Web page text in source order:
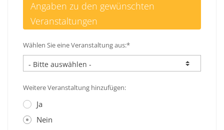
Angaben zu den gewünschten
Veranstaltungen
Wählen Sie eine Veranstaltung aus:*
Weitere Veranstaltung hinzufügen:
Ja
Nein